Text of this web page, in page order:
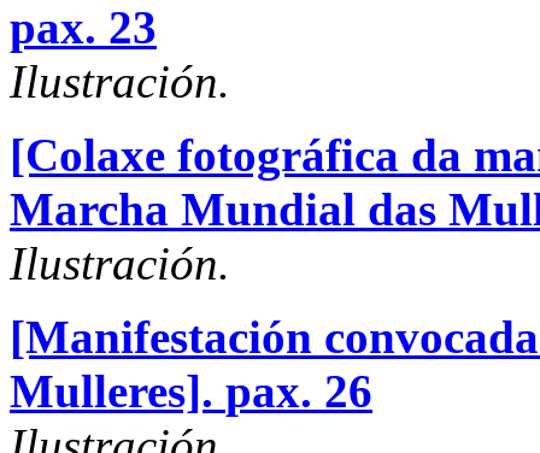
pax. 23
Ilustración.
[Colaxe fotográfica da
Marcha Mundial das
Ilustración.
[Manifestación
Mulleres]. pax. 26